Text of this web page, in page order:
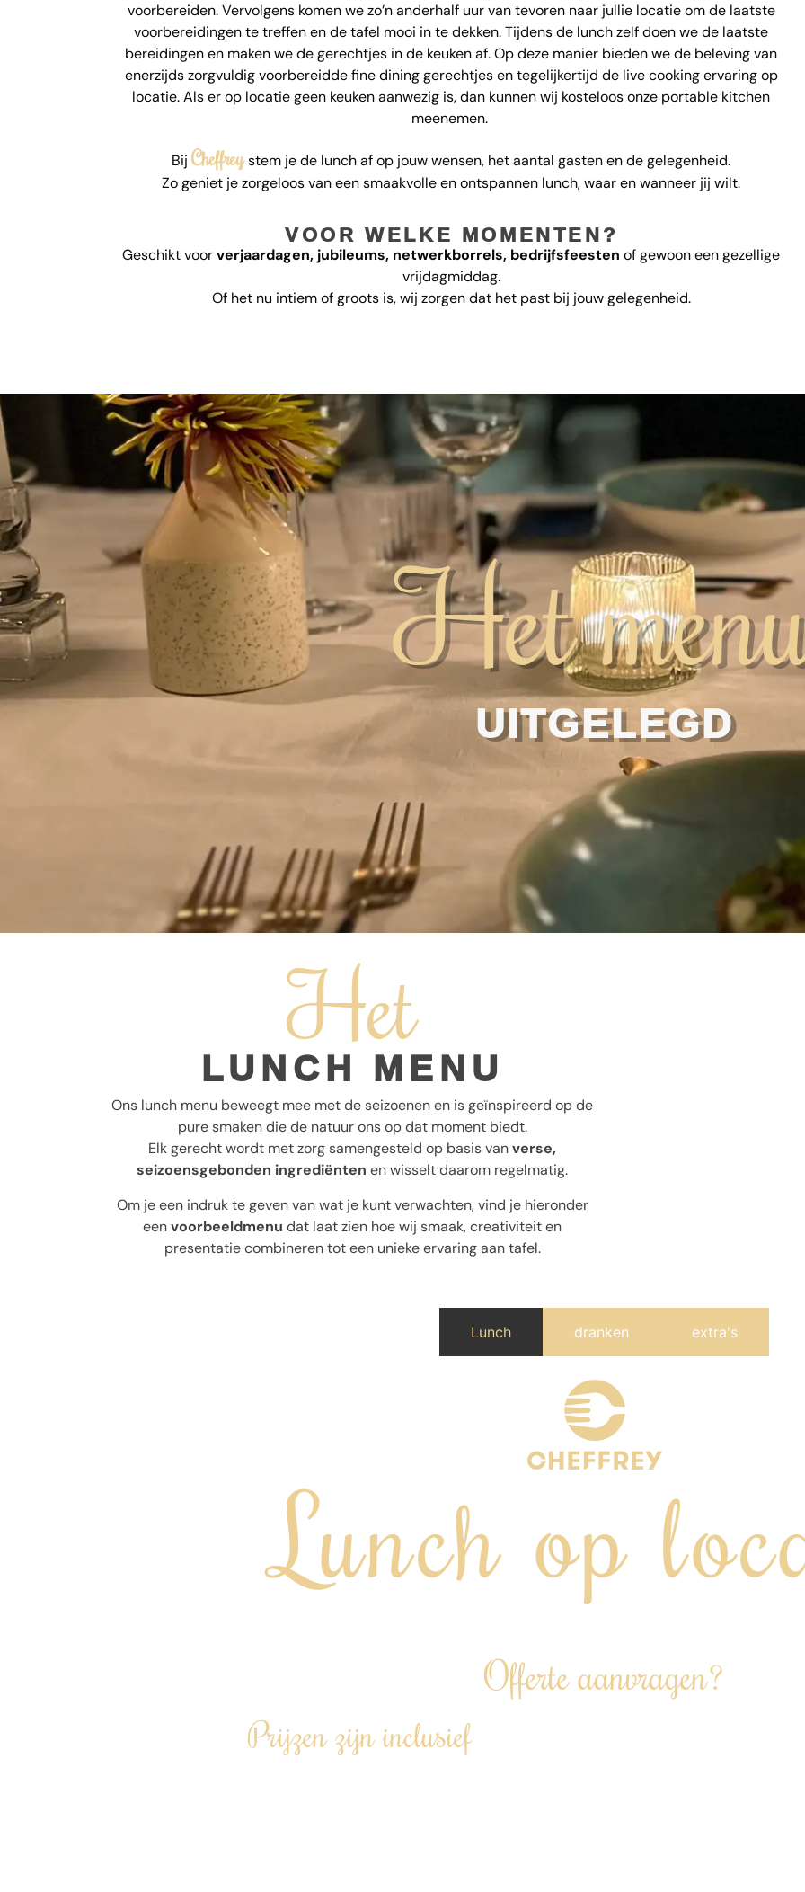
voorbereiden. Vervolgens komen we zo’n anderhalf uur van tevoren naar jullie locatie om de laatste
voorbereidingen te treffen en de tafel mooi in te dekken. Tijdens de lunch zelf doen we de laatste
bereidingen en maken we de gerechtjes in de keuken af. Op deze manier bieden we de beleving van
enerzijds zorgvuldig voorbereidde fine dining gerechtjes en tegelijkertijd de live cooking ervaring op
locatie. Als er op locatie geen keuken aanwezig is, dan kunnen wij kosteloos onze portable kitchen
meenemen.
BijCheffreystem je de lunch af op jouw wensen, het aantal gasten en de gelegenheid.
Zo geniet je zorgeloos van een smaakvolle en ontspannen lunch, waar en wanneer jij wilt.
VOOR WELKE MOMENTEN?
Geschikt voorverjaardagen, jubileums, netwerkborrels, bedrijfsfeesten of gewoon een gezellige
vrijdagmiddag.
Of het nu intiem of groots is, wij zorgen dat het past bij jouw gelegenheid.
Het
UITGELEGD
Het
LUNCH MENU
Ons lunch menu beweegt mee met de seizoenen en is geïnspireerd op de
pure smaken die de natuur ons op dat moment biedt.
Elk gerecht wordt met zorg samengesteld op basis vanverse,
seizoensgebonden ingrediënten en wisselt daarom regelmatig.
Om je een indruk te geven van wat je kunt verwachten, vind je hieronder
eenvoorbeeldmenu dat laat zien hoe wij smaak, creativiteit en
presentatie combineren tot een unieke ervaring aan tafel.
Lunch dranken extra's
Lunch op
“Lunch aan huis, op kantoor of tijdens jouw event…”
Offerte aanvragen?
Prijzen zijn inclusief